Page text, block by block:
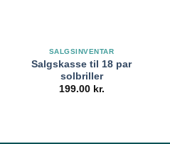
SALGSINVENTAR
Salgskasse til 18 par
solbriller
199.00 kr.